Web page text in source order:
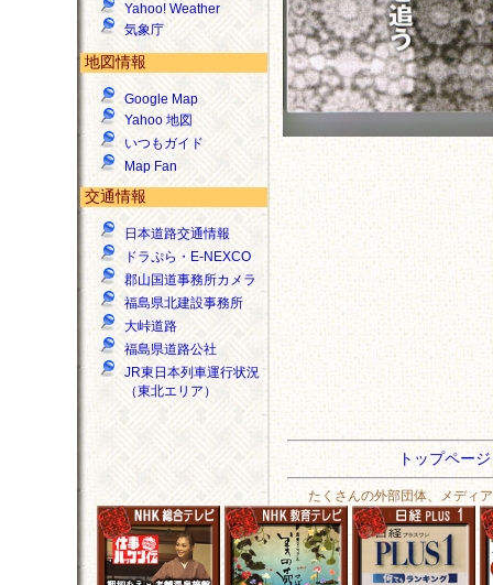
Yahoo! Weather
気象庁
地図情報
Google Map
Yahoo 地図
いつもガイド
Map Fan
交通情報
日本道路交通情報
ドラぷら・E-NEXCO
郡山国道事務所カメラ
福島県北建設事務所
大峠道路
福島県道路公社
JR東日本列車運行状況
（東北エリア）
トップペー
たくさんの外部団体、メディ